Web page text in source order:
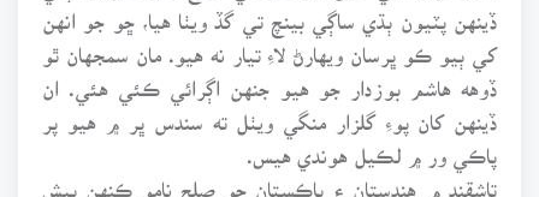
ڏينهن پٽيون ٻڌي ساڳي بينچ تي گڏ ويٺا هيا، ڇو جو انهن
کي ٻيو ڪو ڀرسان ويهارڻ لاءِ تيار نه هيو. مان سمجهان ٿو
ڏوهه هاشم بوزدار جو هيو جنهن اڳرائي ڪئي هئي. ان
ڏينهن کان پوءِ گلزار منگي ويٺل ته سندس ڀر ۾ هيو پر
پاڪي ور ۾ لڪيل هوندي هيس.
تاشقند ۾ هندستان ۽ پاڪستان جو صلح نامو ڪنهن پيش